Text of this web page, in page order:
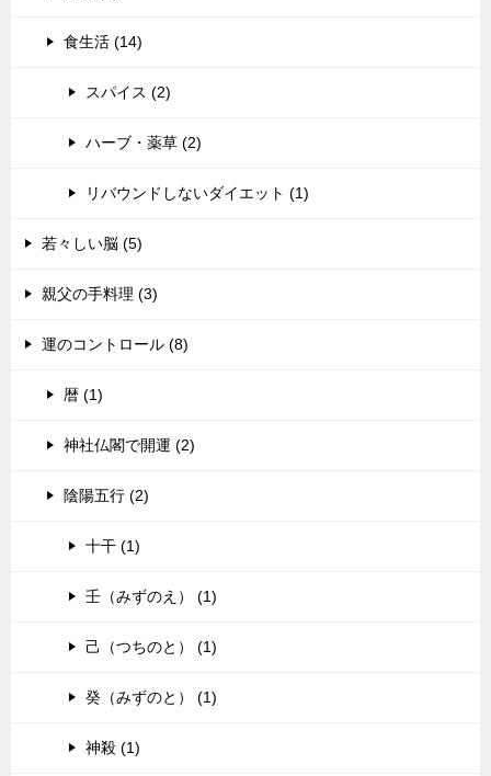
食生活 (14)
スパイス (2)
ハーブ・薬草 (2)
リバウンドしないダイエット (1)
若々しい脳 (5)
親父の手料理 (3)
運のコントロール (8)
暦 (1)
神社仏閣で開運 (2)
陰陽五行 (2)
十干 (1)
壬（みずのえ） (1)
己（つちのと） (1)
癸（みずのと） (1)
神殺 (1)